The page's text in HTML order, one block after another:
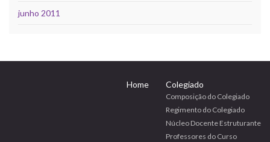
junho 2011
Home Colegiado
Composição do Colegiado
Regimento do Colegiado
Núcleo Docente Estruturante
Professores do Curso